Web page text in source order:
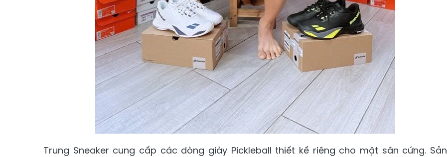
Trung Sneaker cung cấp các dòng giày Pickleball thiết kế riêng cho mặt sân cứng. Sản